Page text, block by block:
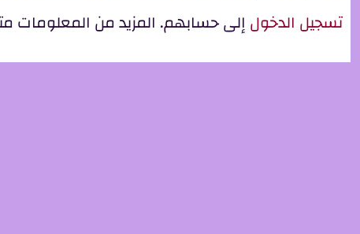
تسجيل الدخولإلى حسابهم. المزيد من المعلومات